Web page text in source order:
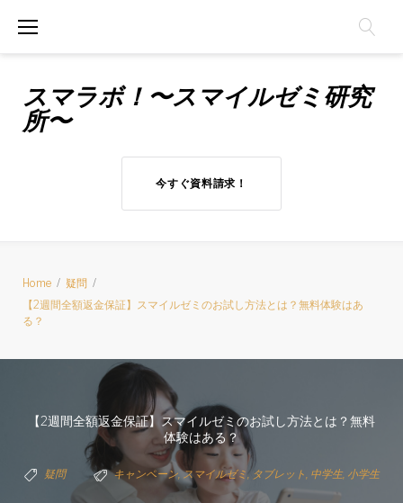
スマラボ！〜スマイルゼミ研究
所〜
今すぐ資料請求！
Home / 疑問 /
【2週間全額返金保証】スマイルゼミのお試し方法とは？無料体験はあ
る？
【2週間全額返金保証】スマイルゼミのお試し方法とは？無料
体験はある？
疑問 キャンペーン,スマイルゼミ, タブレット, 中学生, 小学生